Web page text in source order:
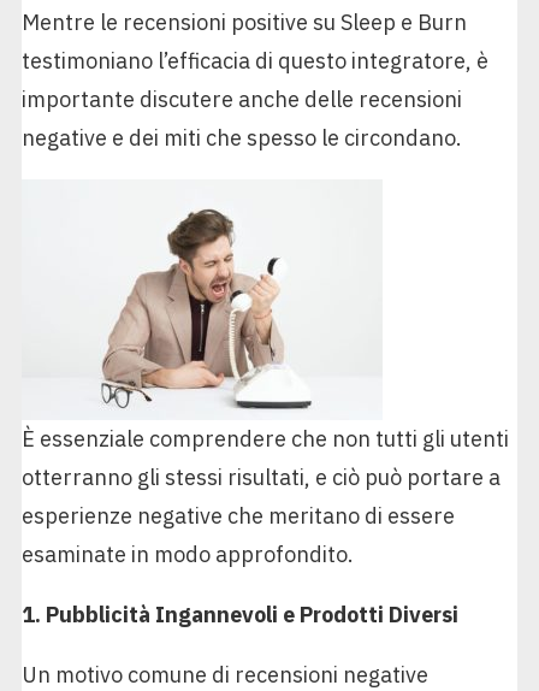
Mentre le recensioni positive su Sleep e Burn
testimoniano l’efficacia di questo integratore, è
importante discutere anche delle recensioni
negative e dei miti che spesso le circondano.
È essenziale comprendere che non tutti gli utenti
otterranno gli stessi risultati, e ciò può portare a
esperienze negative che meritano di essere
esaminate in modo approfondito.
1. Pubblicità Ingannevoli e Prodotti Diversi
Un motivo comune di recensioni negative